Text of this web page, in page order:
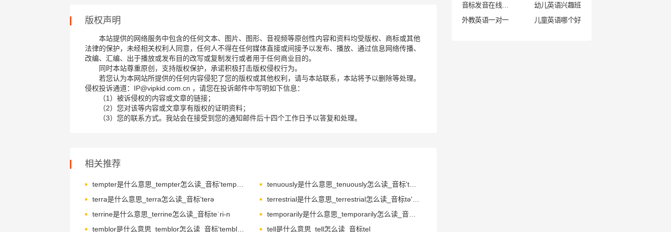
版权声明
本站提供的网络服务中包含的任何文本、图片、图形、音视频等原创性内容和资料均受版权、商标或其他
法律的保护，未经相关权利人同意，任何人不得在任何媒体直接或间接予以发布、播放、通过信息网络传播、
改编、汇编、出于播放或发布目的改写或复制发行或者用于任何商业目的。
同时本站尊重原创，支持版权保护，承诺积极打击版权侵权行为。
若您认为本网站所提供的任何内容侵犯了您的版权或其他权利，请与本站联系，本站将予以删除等处理。
侵权投诉通道：IP@vipkid.com.cn ，请您在投诉邮件中写明如下信息：
（1）被诉侵权的内容或文章的链接；
（2）您对该等内容或文章享有版权的证明资料；
（3）您的联系方式。我站会在接受到您的通知邮件后十四个工作日予以答复和处理。
相关推荐
tempter是什么意思_tempter怎么读_音标'temptә(r)
tenuously是什么意思_tenuously怎么读_音标'tenjʊəslɪ
terra是什么意思_terra怎么读_音标'terə
terrine是什么意思_terrine怎么读_音标teˈri-n
temporarily是什么意思_temporarily怎么读_音标tempəˈrerɪlɪ
temblor是什么意思_temblor怎么读_音标'temblə(r)
tell是什么意思_tell怎么读_音标tel
幼儿英语兴趣班
外教英语一对一
儿童英语哪个好